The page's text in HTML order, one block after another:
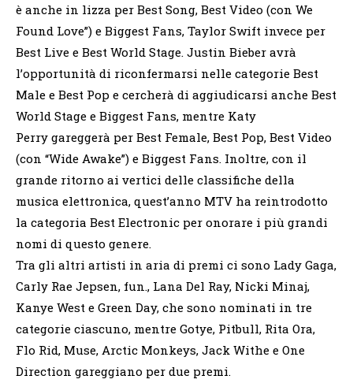
è anche in lizza per Best Song, Best Video (con We
Found Love”) e Biggest Fans, Taylor Swift invece per
Best Live e Best World Stage. Justin Bieber avrà
l’opportunità di riconfermarsi nelle categorie Best
Male e Best Pop e cercherà di aggiudicarsi anche Best
World Stage e Biggest Fans, mentre Katy
Perry gareggerà per Best Female, Best Pop, Best Video
(con “Wide Awake”) e Biggest Fans. Inoltre, con il
grande ritorno ai vertici delle classifiche della
musica elettronica, quest’anno MTV ha reintrodotto
la categoria Best Electronic per onorare i più grandi
nomi di questo genere.
Tra gli altri artisti in aria di premi ci sono Lady Gaga,
Carly Rae Jepsen, fun., Lana Del Ray, Nicki Minaj,
Kanye West e Green Day, che sono nominati in tre
categorie ciascuno, mentre Gotye, Pitbull, Rita Ora,
Flo Rid, Muse, Arctic Monkeys, Jack Withe e One
Direction gareggiano per due premi.